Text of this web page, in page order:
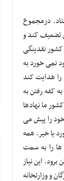
درمجموع
تضعیف کند و
هزار میلیارد تومان در کشور نقدینگی
نمی خورد به
هدایت کند
کفه رفتن به
ما نهادها
را پیش می
یا خیر. همه
را به سمت
این نیاز
و وزارتخانه